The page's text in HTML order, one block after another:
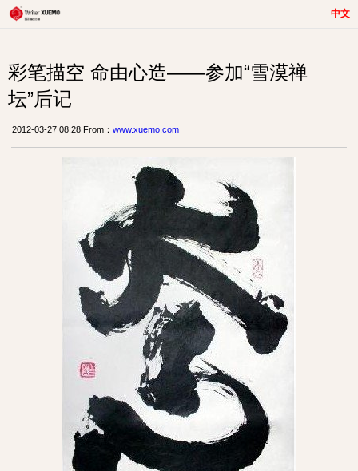
中文
彩笔描空 命由心造——参加“雪漠禅
坛”后记
2012-03-27 08:28 From： www.xuemo.com